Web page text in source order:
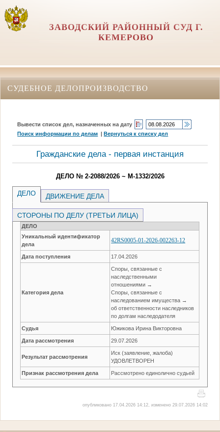
ЗАВОДСКИЙ РАЙОННЫЙ СУД Г.
КЕМЕРОВО
СУДЕБНОЕ ДЕЛОПРОИЗВОДСТВО
Вывести список дел, назначенных на дату
Поиск информации по делам |Вернуться к списку дел
Гражданские дела - первая инстанция
ДЕЛО № 2-2088/2026 ~ М-1332/2026
ДЕЛО ДВИЖЕНИЕ ДЕЛА
СТОРОНЫ ПО ДЕЛУ (ТРЕТЬИ ЛИЦА)
ДЕЛО
Уникальный идентификатор
дела
42RS0005-01-2026-002263-12
Дата поступления 17.04.2026
Категория дела
Споры, связанные с
наследственными
отношениями →
Споры, связанные с
наследованием имущества →
об ответственности наследников
по долгам наследодателя
Судья Южикова Ирина Викторовна
Дата рассмотрения 29.07.2026
Результат рассмотрения
Иск (заявление, жалоба)
УДОВЛЕТВОРЕН
Признак рассмотрения дела Рассмотрено единолично судьей
опубликовано 17.04.2026 14:12, изменено 29.07.2026 14:02